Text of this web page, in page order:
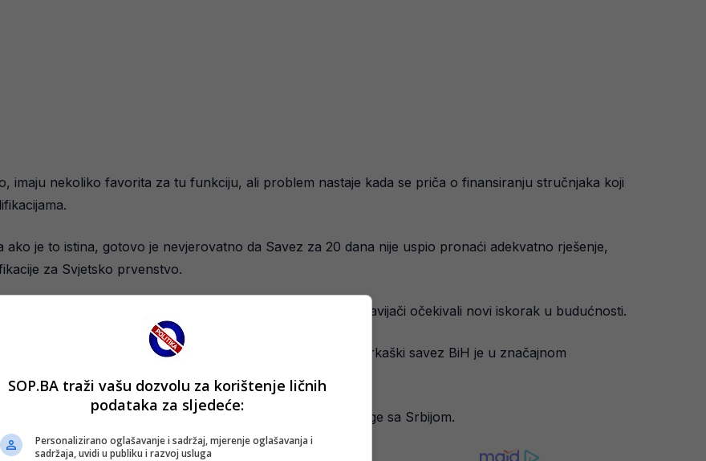
imaju nekoliko favorita za tu funkciju, ali problem nastaje kada se priča o finansiranju stručnjaka koji
je to istina, gotovo je nevjerovatno da Savez za 20 dana nije uspio pronaći adekvatno rješenje,
za Svjetsko prvenstvo.
plasmanom u osminu finala Eurobasketa, zbog čega su navijači očekivali novi iskorak u budućnosti.
na spisku i planiranju priprema za važne utakmice, Košarkaški savez BiH je u značajnom
utakmica.
Turske 27. novembra, a tri dana kasnije odmjerit će snage sa Srbijom.
SOP.BA traži vašu dozvolu za korištenje ličnih
podataka za sljedeće:
Personalizirano oglašavanje i sadržaj, mjerenje oglašavanja i
sadržaja, uvidi u publiku i razvoj usluga